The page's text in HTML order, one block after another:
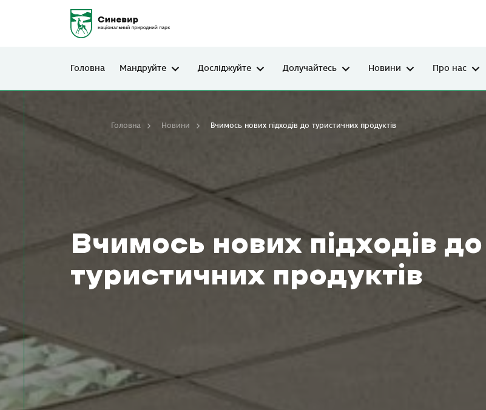
Головна Мандруйте Досліджуйте Долучайтесь Новини Про нас
Вчимось нових підходів до
туристичних продуктів
Головна Новини Вчимось нових підходів до туристичних продуктів